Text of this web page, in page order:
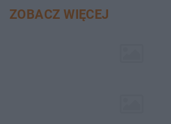
ZOBACZ WIĘCEJ